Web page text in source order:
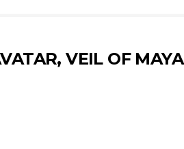
VEIL OF MAYA